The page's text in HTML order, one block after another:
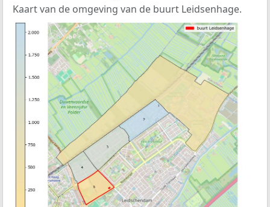
Kaart van de omgeving van de buurt Leidsenhage.